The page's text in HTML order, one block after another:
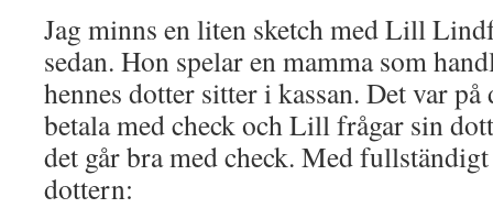
Jag minns en liten sketch med Lill
sedan. Hon spelar en mamma som
hennes dotter sitter i kassan. Det var
betala med check och Lill frågar sin
det går bra med check. Med
dottern: